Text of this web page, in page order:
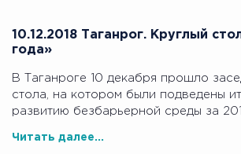
10.12.2018 Таганрог. Круглый
года»
В Таганроге 10 декабря прошло
стола, на котором были подведены
развитию безбарьерной среды за
Читать далее...